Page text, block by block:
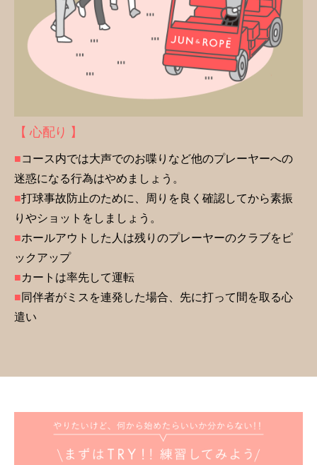
【 心配り 】
■コース内では大声でのお喋りなど他のプレーヤーへの
迷惑になる行為はやめましょう。
■打球事故防止のために、周りを良く確認してから素振
りやショットをしましょう。
■ホールアウトした人は残りのプレーヤーのクラブをピ
ックアップ
■カートは率先して運転
■同伴者がミスを連発した場合、先に打って間を取る心
遣い